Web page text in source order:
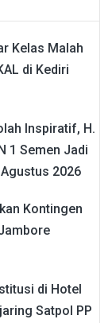
Kelas Malah
di Kediri
Inspiratif, H.
1 Semen Jadi
2026
Kontingen
di Hotel
Satpol PP